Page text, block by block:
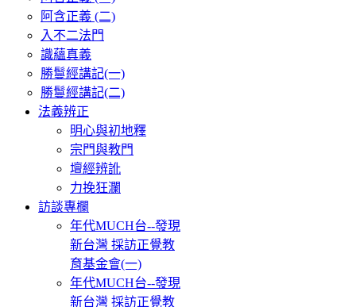
阿含正義 (二)
入不二法門
識蘊真義
勝鬘經講記(一)
勝鬘經講記(二)
法義辨正
明心與初地釋
宗門與教門
壇經辨訛
力挽狂瀾
訪談專欄
年代MUCH台--發現
新台灣 採訪正覺教
育基金會(一)
年代MUCH台--發現
新台灣 採訪正覺教